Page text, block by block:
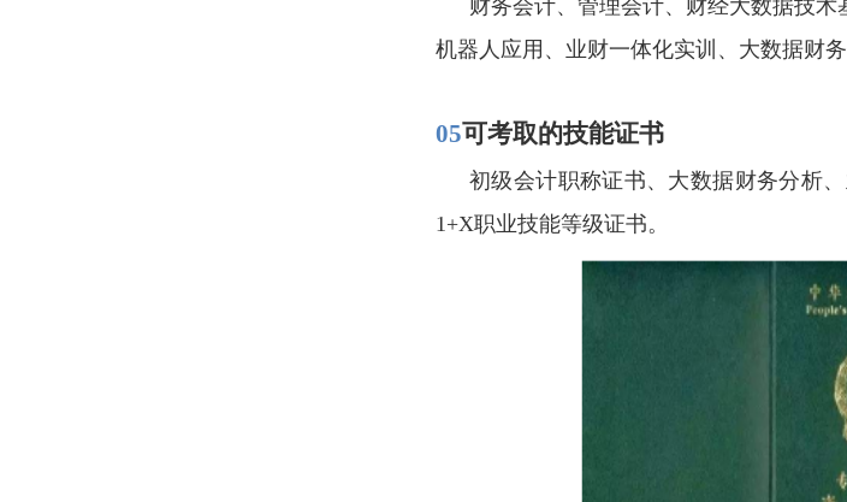
财务会计、管理会计、财经大数据技
机器人应用、业财一体化实训、大数据财务
05可考取的技能证书
初级会计职称证书、大数据财务分析
1+X职业技能等级证书。